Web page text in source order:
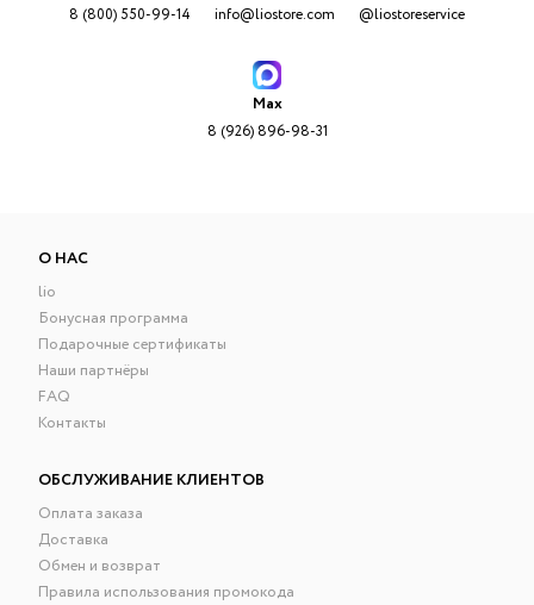
8 (800) 550-99-14 info@liostore.com @liostoreservice
Max
8 (926) 896-98-31
О НАС
lio
Бонусная программа
Подарочные сертификаты
Наши партнёры
FAQ
Контакты
ОБСЛУЖИВАНИЕ КЛИЕНТОВ
Оплата заказа
Доставка
Обмен и возврат
Правила использования промокода